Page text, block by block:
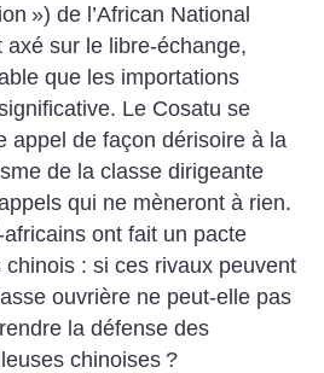
») de l’African National
sur le libre-échange,
que les importations
Le Cosatu se
appel de façon dérisoire à la
de la classe dirigeante
qui ne mèneront à rien.
ont fait un pacte
: si ces rivaux peuvent
ouvrière ne peut-elle pas
la défense des
chinoises ?